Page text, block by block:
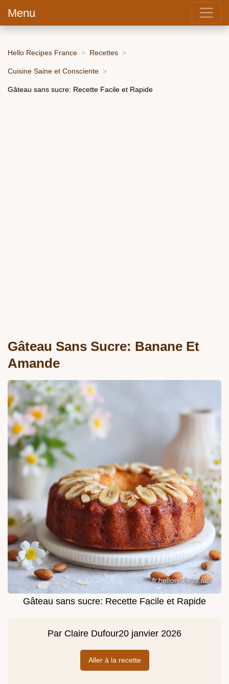
Menu
Hello Recipes France Recettes
Cuisine Saine et Consciente
Gâteau sans sucre: Recette Facile et Rapide
Gâteau Sans Sucre: Banane Et
Amande
Gâteau sans sucre: Recette Facile et Rapide
Par Claire Dufour20 janvier 2026
Aller à la recette